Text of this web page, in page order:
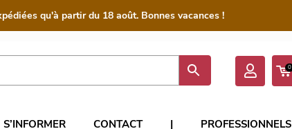
qu'à partir du 18 août. Bonnes vacances !
S’INFORMER CONTACT | PROFESSIONNELS
0